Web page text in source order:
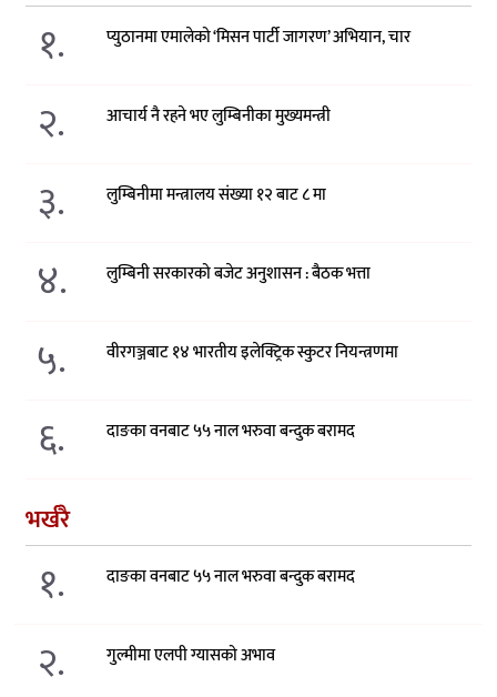
१. प्युठानमा एमालेको ‘मिसन पार्टी जागरण’ अभियान, चार
२. आचार्य नै रहने भए लुम्बिनीका मुख्यमन्त्री
३. लुम्बिनीमा मन्त्रालय संख्या १२ बाट ८ मा
४. लुम्बिनी सरकारको बजेट अनुशासन : बैठक भत्ता
५. वीरगञ्जबाट १४ भारतीय इलेक्ट्रिक स्कुटर नियन्त्रणमा
६. दाङका वनबाट ५५ नाल भरुवा बन्दुक बरामद
भर्खरै
१. दाङका वनबाट ५५ नाल भरुवा बन्दुक बरामद
२. गुल्मीमा एलपी ग्यासको अभाव